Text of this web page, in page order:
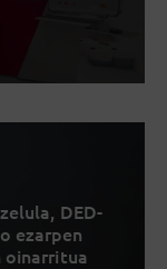
DED-
ezarpen
oinarritua